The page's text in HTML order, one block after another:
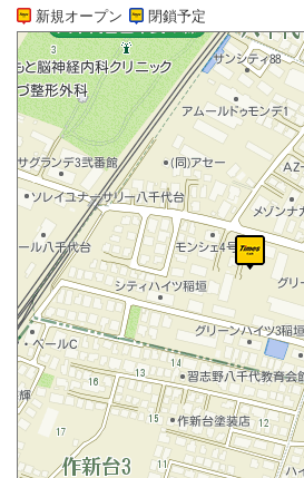
新規オープン 閉鎖予定